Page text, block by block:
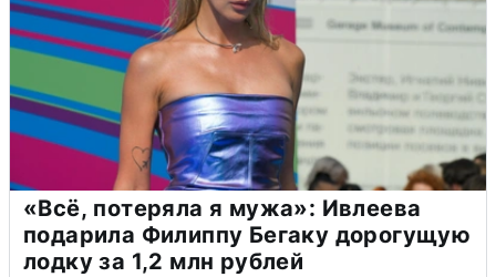
«Всё, потеряла я мужа»: Ивлеева
подарила Филиппу Бегаку дорогущую
лодку за 1,2 млн рублей